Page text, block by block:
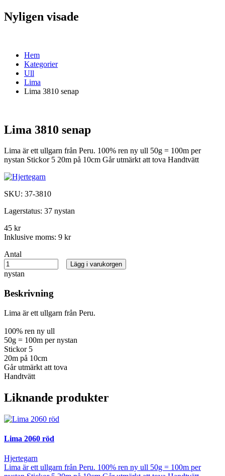
Nyligen visade
Hem
Kategorier
Ull
Lima
Lima 3810 senap
Lima 3810 senap
Lima är ett ullgarn från Peru. 100% ren ny ull 50g = 100m per
nystan Stickor 5 20m på 10cm Går utmärkt att tova Handtvätt
SKU: 37-3810
Lagerstatus: 37 nystan
45 kr
Inklusive moms: 9 kr
Antal
nystan
Lägg i varukorgen
Beskrivning
Lima är ett ullgarn från Peru.
100% ren ny ull
50g = 100m per nystan
Stickor 5
20m på 10cm
Går utmärkt att tova
Handtvätt
Liknande produkter
Lima 2060 röd
Hjertegarn
Lima är ett ullgarn från Peru. 100% ren ny ull 50g = 100m per